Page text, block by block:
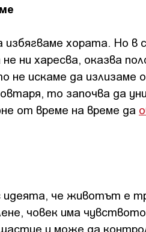
хората. Но в
ни харесва, оказва
не искаме да
то започва да
от време на време да
че животът е
човек има
и може да